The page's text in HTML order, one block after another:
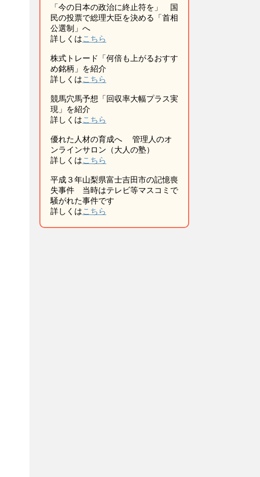
「今の日本の政治に終止符を」 国
民の投票で総理大臣を決める「首相
公選制」へ
詳しくはこちら
株式トレード「何倍も上がるおすす
め銘柄」を紹介
詳しくはこちら
競馬穴馬予想「回収率大幅プラス実
現」を紹介
詳しくはこちら
優れた人材の育成へ 管理人のオ
ンラインサロン（大人の塾）
詳しくはこちら
平成３年山梨県富士吉田市の記憶喪
失事件 当時はテレビ等マスコミで
騒がれた事件です
詳しくはこちら